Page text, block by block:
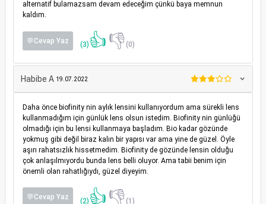
alternatif bulamazsam devam edeceğim çünkü baya memnun
kaldım.
💬Cevap Yaz (3) 👍👎(0)
Habibe A 19.07.2022
Daha önce biofinity nin aylık lensini kullanıyordum ama sürekli lens
kullanmadığım için günlük lens olsun istedim. Biofinity nin günlüğü
olmadığı için bu lensi kullanmaya başladım. Bio kadar gözünde
yokmuş gibi değil biraz kalın bir yapısı var ama yine de güzel. Öyle
aşırı rahatsızlık hissetmedim. Biofinity de gözünde lensin olduğu
çok anlaşılmıyordu bunda lens belli oluyor. Ama tabii benim için
önemli olan rahatlığıydı, güzel diyeyim.
💬Cevap Yaz (2) 👍👎(1)